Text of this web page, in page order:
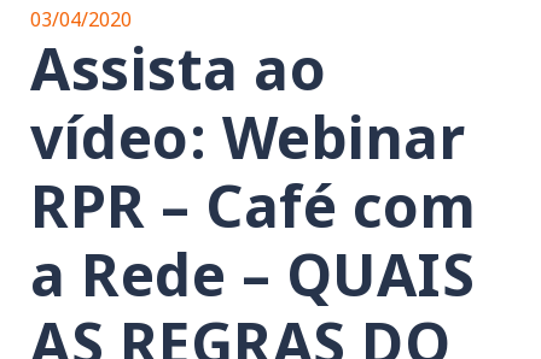
03/04/2020
Assista ao
vídeo: Webinar
RPR – Café com
a Rede – QUAIS
AS REGRAS DO